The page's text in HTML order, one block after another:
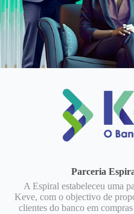
Parceria
A Espiral estabeleceu uma
Keve, com o objectivo de
clientes do banco em